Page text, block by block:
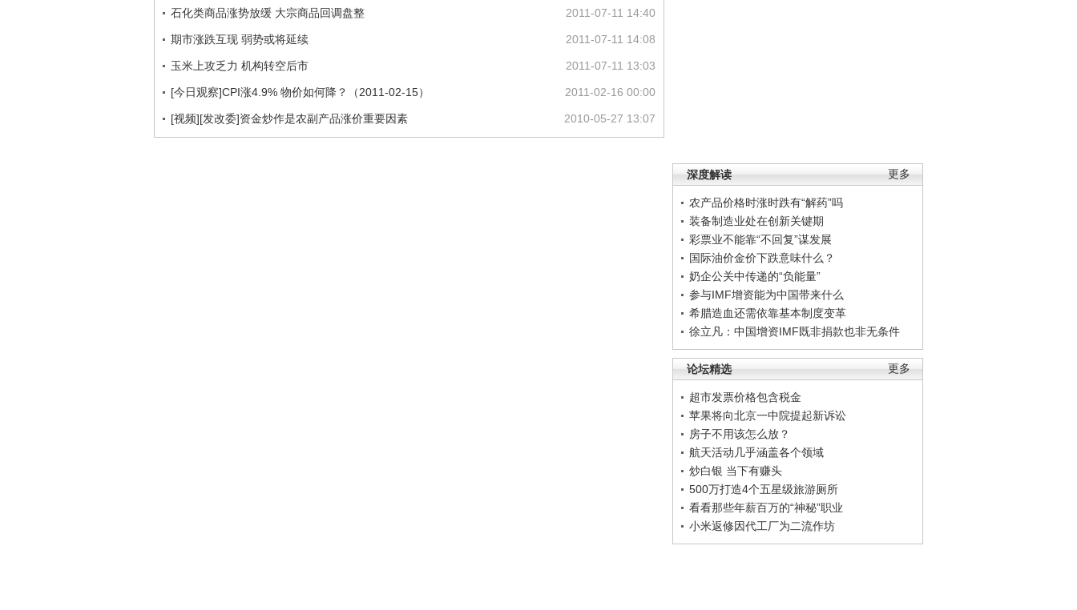
更多
深度解读
农产品价格时涨时跌有“解药”吗
装备制造业处在创新关键期
彩票业不能靠“不回复”谋发展
国际油价金价下跌意味什么？
奶企公关中传递的“负能量”
参与IMF增资能为中国带来什么
希腊造血还需依靠基本制度变革
徐立凡：中国增资IMF既非捐款也非无条件
更多
论坛精选
超市发票价格包含税金
苹果将向北京一中院提起新诉讼
房子不用该怎么放？
航天活动几乎涵盖各个领域
炒白银 当下有赚头
500万打造4个五星级旅游厕所
看看那些年薪百万的“神秘”职业
小米返修因代工厂为二流作坊
2011-07-11 14:40
石化类商品涨势放缓 大宗商品回调盘整
2011-07-11 14:08
期市涨跌互现 弱势或将延续
2011-07-11 13:03
玉米上攻乏力 机构转空后市
2011-02-16 00:00
[今日观察]CPI涨4.9% 物价如何降？（2011-02-15）
2010-05-27 13:07
[视频][发改委]资金炒作是农副产品涨价重要因素